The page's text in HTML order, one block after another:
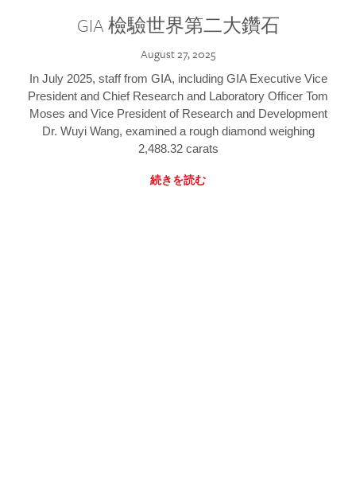
GIA 檢驗世界第二大鑽石
August 27, 2025
In July 2025, staff from GIA, including GIA Executive Vice
President and Chief Research and Laboratory Officer Tom
Moses and Vice President of Research and Development
Dr. Wuyi Wang, examined a rough diamond weighing
2,488.32 carats
続きを読む